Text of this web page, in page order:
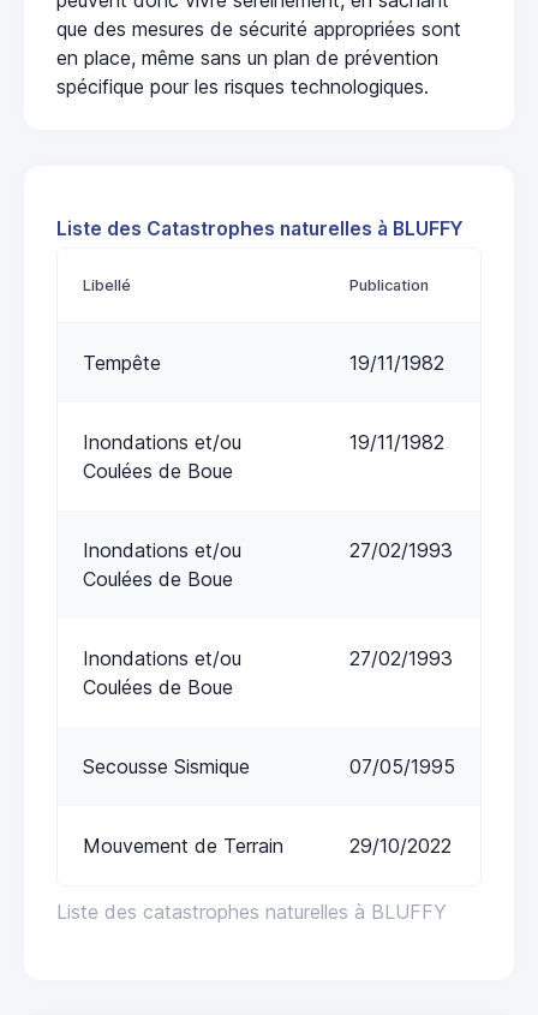
que des mesures de sécurité appropriées sont
en place, même sans un plan de prévention
spécifique pour les risques technologiques.
Liste des Catastrophes naturelles à BLUFFY
Liste des catastrophes naturelles à BLUFFY
Libellé Publication
Tempête 19/11/1982
Inondations et/ou
Coulées de Boue
19/11/1982
Inondations et/ou
Coulées de Boue
27/02/1993
Inondations et/ou
Coulées de Boue
27/02/1993
Secousse Sismique 07/05/1995
Mouvement de Terrain 29/10/2022